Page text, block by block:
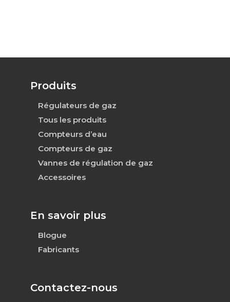
Produits
Régulateurs de gaz
Tous les produits
Compteurs d’eau
Compteurs de gaz
Vannes de régulation de gaz
Accessoires
En savoir plus
Blogue
Fabricants
Contactez-nous